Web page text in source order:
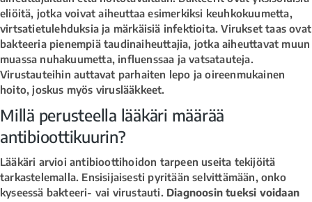
eliöitä, jotka voivat aiheuttaa esimerkiksi keuhkokuumetta,
virtsatietulehduksia ja märkäisiä infektioita. Virukset taas ovat
bakteeria pienempiä taudinaiheuttajia, jotka aiheuttavat muun
muassa nuhakuumetta, influenssaa ja vatsatauteja.
Virustauteihin auttavat parhaiten lepo ja oireenmukainen
hoito, joskus myös viruslääkkeet.
Millä perusteella lääkäri määrää
antibioottikuurin?
Lääkäri arvioi antibioottihoidon tarpeen useita tekijöitä
tarkastelemalla. Ensisijaisesti pyritään selvittämään, onko
kyseessä bakteeri- vai virustauti. Diagnoosin tueksi voidaan